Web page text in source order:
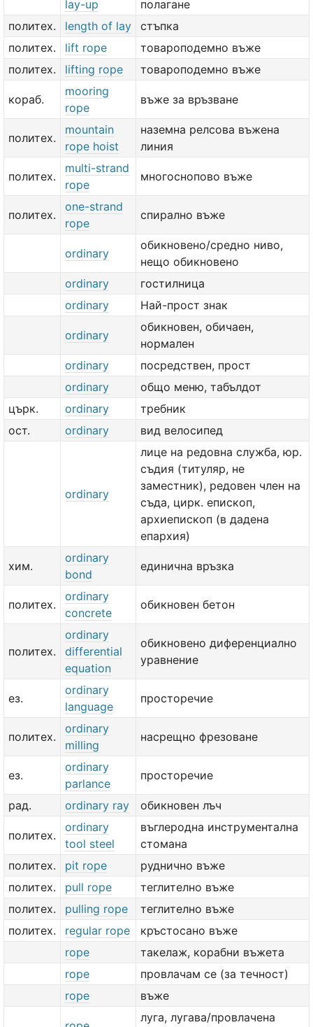
lay-up
полагане
политех.
length of lay
стъпка
политех.
lift rope
товароподемно въже
политех.
lifting rope товароподемно въже
кораб.
mooring
rope
въже за връзване
политех.
mountain
rope hoist
наземна релсова въжена
линия
политех.
multi-strand
rope
многоснопово въже
политех.
one-strand
rope
спирално въже
ordinary
обикновено/средно ниво,
нещо обикновено
ordinary
гостилница
ordinary
Най-прост знак
ordinary
обикновен, обичаен,
нормален
ordinary
посредствен, прост
ordinary
общо меню, табълдот
църк.
ordinary
требник
ост.
ordinary вид велосипед
ordinary
лице на редовна служба, юр.
съдия (титуляр, не
заместник), редовен член на
съда, цирк. епископ,
архиепископ (в дадена
епархия)
хим.
ordinary
bond
единична връзка
политех.
ordinary
concrete
обикновен бетон
политех.
ordinary
differential
equation
обикновено диференциално
уравнение
ез.
ordinary
language
просторечие
политех.
ordinary
milling
насрещно фрезоване
ез.
ordinary
parlance
просторечие
рад. ordinary ray обикновен лъч
политех.
ordinary
tool steel
въглеродна инструментална
стомана
политех.
pit rope
руднично въже
политех.
pull rope
теглително въже
политех.
pulling rope
теглително въже
политех.
regular rope
кръстосано въже
rope
такелаж, корабни въжета
rope
провлачам се (за течност)
rope
въже
луга, лугава/провлачена